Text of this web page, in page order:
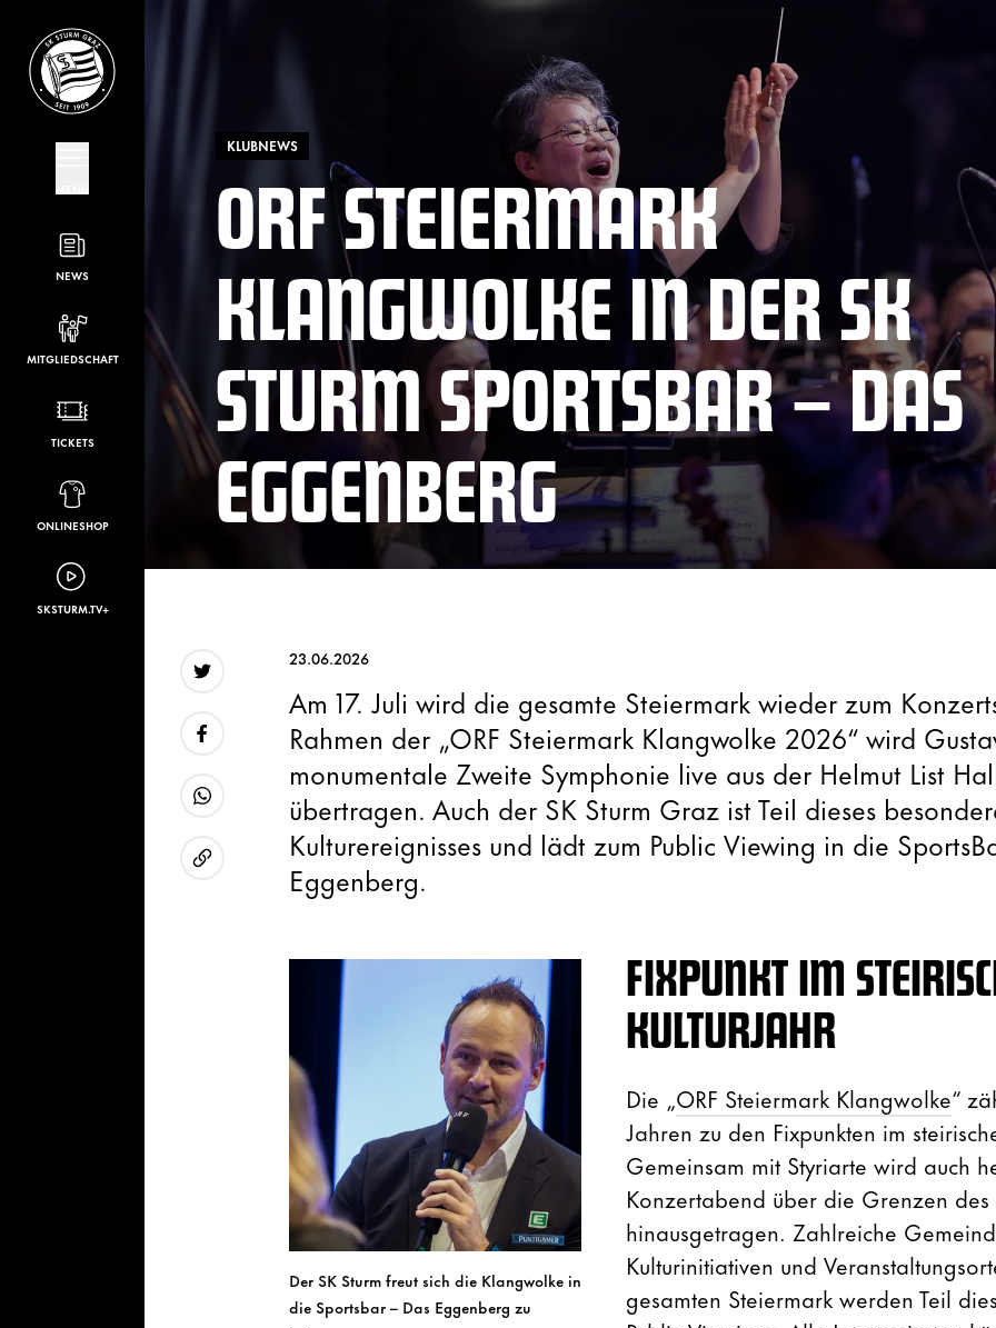
NEWS
MITGLIEDSCHAFT
TICKETS
ONLINESHOP
SKSTURM.TV+
KLUBNEWS
ORF STEIERMARK
KLANGWOLKE IN DER SK
STURM SPORTSBAR – DAS
EGGENBERG
URL kopieren
23.06.2026
Am 17. Juli wird die gesamte Steiermark wieder zum
Rahmen der „ORF Steiermark Klangwolke 2026“ wird
monumentale Zweite Symphonie live aus der Helmut List
übertragen. Auch der SK Sturm Graz ist Teil dieses
Kulturereignisses und lädt zum Public Viewing in die
Eggenberg.
Der SK Sturm freut sich die Klangwolke in
die Sportsbar – Das Eggenberg zu
FIXPUNKT IM
KULTURJAHR
Die „ORF Steiermark Klangwolke“
Jahren zu den Fixpunkten im
Gemeinsam mit Styriarte wird auch
Konzertabend über die Grenzen des
hinausgetragen. Zahlreiche
Kulturinitiativen und
gesamten Steiermark werden Teil